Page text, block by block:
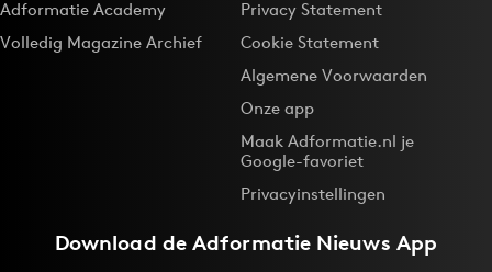
Bureaus
Campagnes
Adformatie Academy
Volledig Magazine Archief
Privacy Statement
Cookie Statement
Algemene Voorwaarden
Onze app
Maak Adformatie.nl je
Google-favoriet
Privacyinstellingen
Download deAdformatie Nieuws App